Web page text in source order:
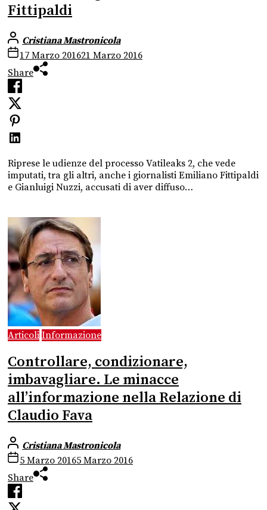
Fittipaldi
Cristiana Mastronicola
17 Marzo 201621 Marzo 2016
Share
Riprese le udienze del processo Vatileaks 2, che vede
imputati, tra gli altri, anche i giornalisti Emiliano Fittipaldi
e Gianluigi Nuzzi, accusati di aver diffuso…
Articoli Informazione
Controllare, condizionare,
imbavagliare. Le minacce
all’informazione nella Relazione di
Claudio Fava
Cristiana Mastronicola
5 Marzo 20165 Marzo 2016
Share